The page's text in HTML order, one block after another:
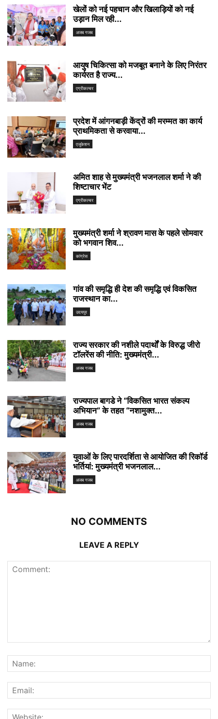
खेलों को नई पहचान और खिलाड़ियों को नई
उड़ान मिल रही...
अजब गजब
आयुष चिकित्सा को मजबूत बनाने के लिए निरंतर
कार्यरत है राज्य...
एग्रीकल्चर
प्रदेश में आंगनबाड़ी केंद्रों की मरम्मत का कार्य
प्राथमिकता से करवाया...
एजुकेशन
अमित शाह से मुख्यमंत्री भजनलाल शर्मा ने की
शिष्टाचार भेंट
एग्रीकल्चर
मुख्यमंत्री शर्मा ने श्रावण मास के पहले सोमवार
को भगवान शिव...
कांग्रेस
गांव की समृद्धि ही देश की समृद्धि एवं विकसित
राजस्थान का...
उदयपुर
राज्य सरकार की नशीले पदार्थों के विरुद्ध जीरो
टॉलरेंस की नीति: मुख्यमंत्री...
अजब गजब
राज्यपाल बागडे ने “विकसित भारत संकल्प
अभियान” के तहत “नशामुक्त...
अजब गजब
युवाओं के लिए पारदर्शिता से आयोजित की रिकॉर्ड
भर्तियां: मुख्यमंत्री भजनलाल...
अजब गजब
NO COMMENTS
LEAVE A REPLY